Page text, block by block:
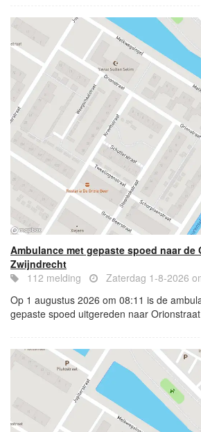
Ambulance met gepaste spoed naar de
Zwijndrecht
112 melding
Zaterdag 1-8-2026
Op 1 augustus 2026 om 08:11 is de
gepaste spoed uitgereden naar